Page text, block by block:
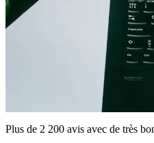
Plus de 2 200 avis avec de très